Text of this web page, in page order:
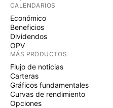
CALENDARIOS
Económico
Beneficios
Dividendos
OPV
MÁS PRODUCTOS
Flujo de noticias
Carteras
Gráficos fundamentales
Curvas de rendimiento
Opciones